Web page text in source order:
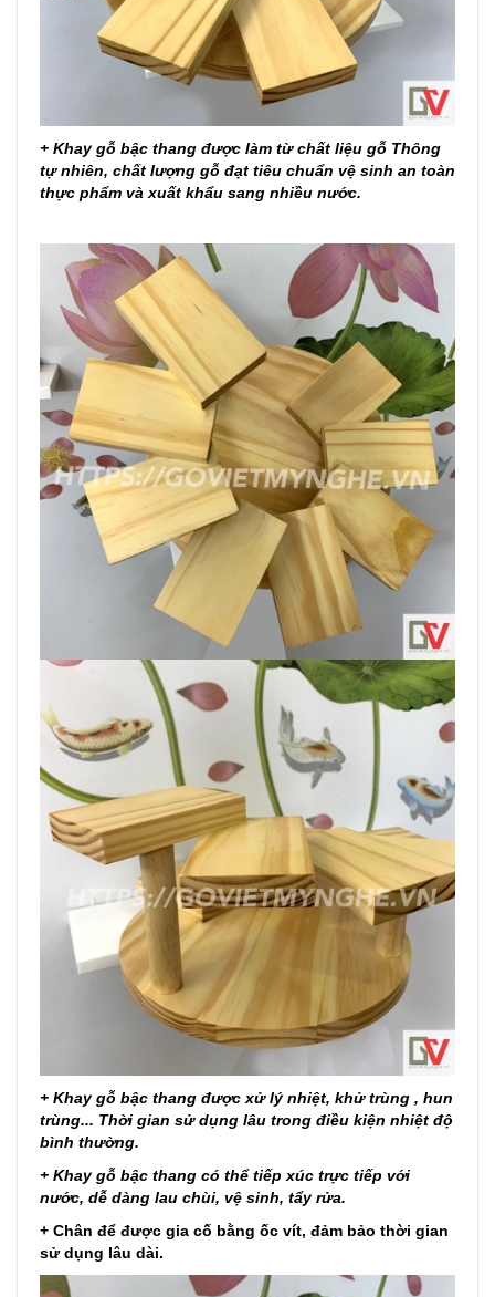
+ Khay gỗ bậc thang được làm từ chất liệu gỗ Thông
tự nhiên, chất lượng gỗ đạt tiêu chuẩn vệ sinh an toàn
thực phẩm và xuất khẩu sang nhiều nước.
+ Khay gỗ bậc thang được xử lý nhiệt, khử trùng , hun
trùng... Thời gian sử dụng lâu trong điều kiện nhiệt độ
bình thường.
+ Khay gỗ bậc thang có thể tiếp xúc trực tiếp với
nước, dễ dàng lau chùi, vệ sinh, tẩy rửa.
+ Chân để được gia cố bằng ốc vít, đảm bảo thời gian
sử dụng lâu dài.